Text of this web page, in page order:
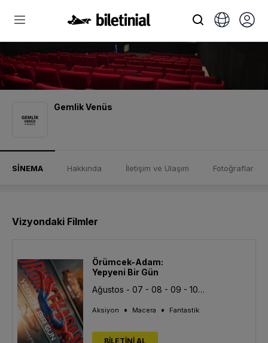
Gemlik Venüs
SİNEMA Hakkında İletişim ve Ulaşım Fotoğraflar
Vizyondaki Filmler
Örümcek-Adam:
Yepyeni Bir Gün
Ağustos - 07 - 08 - 09 - 10 - 11 - 12 - 13
Aksiyon • Macera • Fantastik
BİLETİNİ AL